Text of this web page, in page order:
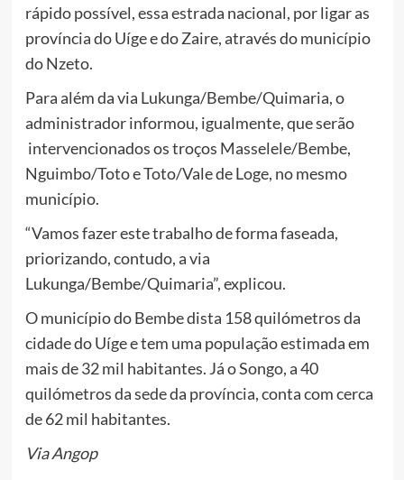
rápido possível, essa estrada nacional, por ligar as
província do Uíge e do Zaire, através do município
do Nzeto.
Para além da via Lukunga/Bembe/Quimaria, o
administrador informou, igualmente, que serão
intervencionados os troços Masselele/Bembe,
Nguimbo/Toto e Toto/Vale de Loge, no mesmo
município.
“Vamos fazer este trabalho de forma faseada,
priorizando, contudo, a via
Lukunga/Bembe/Quimaria”, explicou.
O município do Bembe dista 158 quilómetros da
cidade do Uíge e tem uma população estimada em
mais de 32 mil habitantes. Já o Songo, a 40
quilómetros da sede da província, conta com cerca
de 62 mil habitantes.
Via Angop